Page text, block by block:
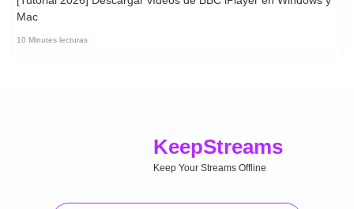
Mac
10 Minutes lecturas
KeepStreams
Keep Your Streams Offline